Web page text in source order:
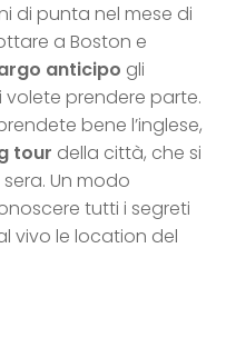
di punta nel mese di
a Boston e
anticipo gli
prendere parte.
bene l’inglese,
tour della città, che si
Un modo
tutti i segreti
vivo le location del